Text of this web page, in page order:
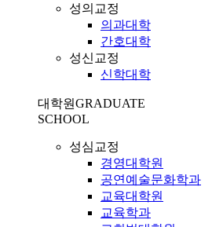
성의교정
의과대학
간호대학
성신교정
신학대학
대학원GRADUATE
SCHOOL
성심교정
경영대학원
공연예술문화학과
교육대학원
교육학과